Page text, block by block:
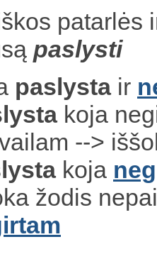
patarlės
paslysti
paslystair
koja
-->
koja
žodis